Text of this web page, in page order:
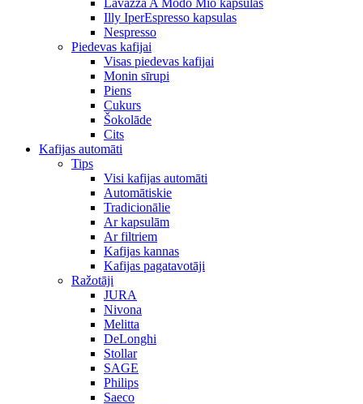
Lavazza A Modo Mio kapsulas
Illy IperEspresso kapsulas
Nespresso
Piedevas kafijai
Visas piedevas kafijai
Monin sīrupi
Piens
Cukurs
Šokolāde
Cits
Kafijas automāti
Tips
Visi kafijas automāti
Automātiskie
Tradicionālie
Ar kapsulām
Ar filtriem
Kafijas kannas
Kafijas pagatavotāji
Ražotāji
JURA
Nivona
Melitta
DeLonghi
Stollar
SAGE
Philips
Saeco